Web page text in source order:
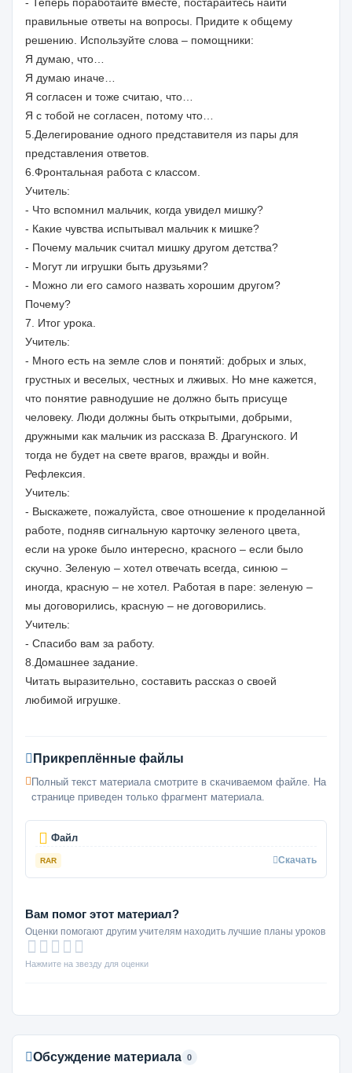
правильные ответы на вопросы. Придите к общему
решению. Используйте слова – помощники:
Я думаю, что…
Я думаю иначе…
Я согласен и тоже считаю, что…
Я с тобой не согласен, потому что…
5.Делегирование одного представителя из пары для
представления ответов.
6.Фронтальная работа с классом.
Учитель:
- Что вспомнил мальчик, когда увидел мишку?
- Какие чувства испытывал мальчик к мишке?
- Почему мальчик считал мишку другом детства?
- Могут ли игрушки быть друзьями?
- Можно ли его самого назвать хорошим другом?
Почему?
7. Итог урока.
Учитель:
- Много есть на земле слов и понятий: добрых и злых,
грустных и веселых, честных и лживых. Но мне кажется,
что понятие равнодушие не должно быть присуще
человеку. Люди должны быть открытыми, добрыми,
дружными как мальчик из рассказа В. Драгунского. И
тогда не будет на свете врагов, вражды и войн.
Рефлексия.
Учитель:
- Выскажете, пожалуйста, свое отношение к проделанной
работе, подняв сигнальную карточку зеленого цвета,
если на уроке было интересно, красного – если было
скучно. Зеленую – хотел отвечать всегда, синюю –
иногда, красную – не хотел. Работая в паре: зеленую –
мы договорились, красную – не договорились.
Учитель:
- Спасибо вам за работу.
8.Домашнее задание.
Читать выразительно, составить рассказ о своей
любимой игрушке.
Прикреплённые файлы
Полный текст материала смотрите в скачиваемом файле. На
странице приведен только фрагмент материала.
Файл
RAR Скачать
Вам помог этот материал?
Оценки помогают другим учителям находить лучшие планы уроков
Нажмите на звезду для оценки
Обсуждение материала 0